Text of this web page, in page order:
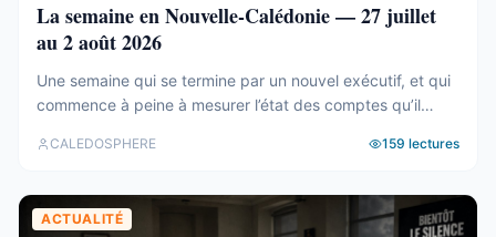
La semaine en Nouvelle-Calédonie — 27 juillet
au 2 août 2026
Une semaine qui se termine par un nouvel exécutif, et qui
commence à peine à mesurer l’état des comptes qu’il
gouvernement, et des comptes qui coincent C’est fait. Le
gouvernement ont été élus au Congrès (abonnés), ...
CALEDOSPHERE 159 lectures
ACTUALITÉ